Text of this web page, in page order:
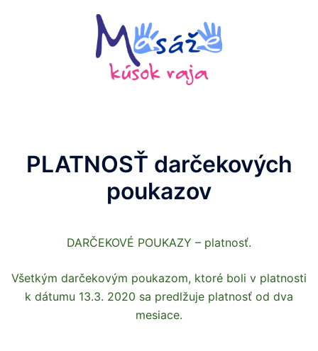
PLATNOSŤ darčekových
poukazov
DARČEKOVÉ POUKAZY – platnosť.
Všetkým darčekovým poukazom, ktoré boli v platnosti
k dátumu 13.3. 2020 sa predlžuje platnosť od dva
mesiace.